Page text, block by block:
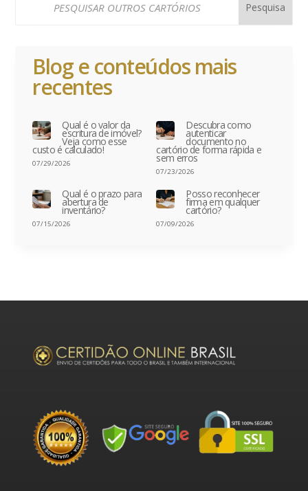
Blog e conteúdos mais
recentes
Qual é o valor da
escritura de imóvel?
Veja como esse
custo é calculado!
07/29/2026
Descubra como
autenticar
documento no
cartório de forma rápida e
sem erros
07/23/2026
Qual é o prazo para
abertura de
inventário?
07/15/2026
Posso reconhecer
firma em qualquer
cartório?
07/09/2026